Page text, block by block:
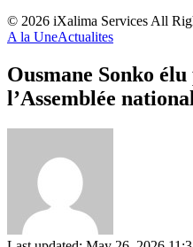
© 2026 iXalima Services All
A la UneActualites
Ousmane Sonko
l’Assemblée